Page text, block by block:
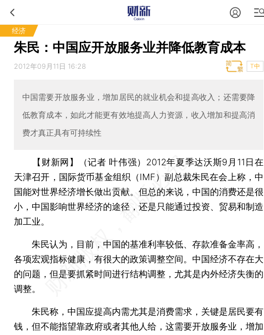
经济
朱民：中国应开放服务业并降低教育成本
2012年09月11日 16:28 T中
中国需要开放服务业，增加居民的就业机会和提高收入；还需要降
低教育成本，如此才能更有效地提高人力资源，收入增加和提高消
费才真正具有可持续性
【财新网】（记者 叶伟强） 2012年夏季达沃斯9月11日在
天津召开，国际货币基金组织（IMF）副总裁朱民在会上称，中
国能对世界经济增长做出贡献。但总的来说，中国的消费还是很
小，中国影响世界经济的途径，还是只能通过投资、贸易和制造
加工业。
朱民认为，目前，中国的基准利率较低、存款准备金率高，
各项宏观指标健康，有很大的政策调整空间。中国经济不存在大
的问题，但是要抓紧时间进行结构调整，尤其是内外经济失衡的
调整。
朱民称，中国应提高内需尤其是消费需求，关键是居民要有
钱，但不能指望靠政府或者其他人给，这需要开放服务业，增加